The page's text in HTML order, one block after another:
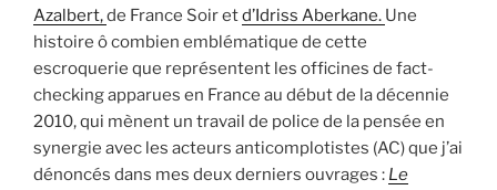
Azalbert,de France Soir etd’Idriss Aberkane. Une
histoire ô combien emblématique de cette
escroquerie que représentent les officines de fact-
checking apparues en France au début de la décennie
2010, qui mènent un travail de police de la pensée en
synergie avec les acteurs anticomplotistes (AC) que j’ai
dénoncés dans mes deux derniers ouvrages : Le